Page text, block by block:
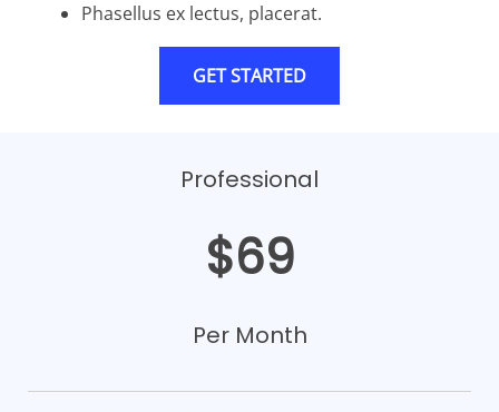
Phasellus ex lectus, placerat.
GET STARTED
Professional
$69
Per Month